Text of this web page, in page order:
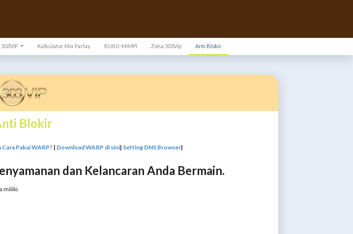
Kalkulator Mix Parlay BUKU-MIMPI Zona 303Vip Anti Blokir
Blokir
Cara Pakai WARP? | Download WARP di sini| Setting DNS Browser|
dan Kelancaran Anda Bermain.
miliki.